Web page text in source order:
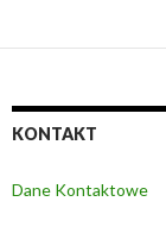
KONTAKT
Dane Kontaktowe